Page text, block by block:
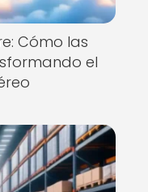
Cómo las
el